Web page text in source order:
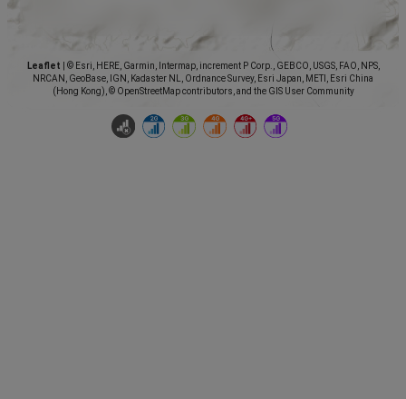
Leaflet
© Esri, HERE, Garmin, Intermap, increment P Corp., GEBCO, USGS, FAO, NPS,
NRCAN, GeoBase, IGN, Kadaster NL, Ordnance Survey, Esri Japan, METI, Esri China
(Hong Kong), © OpenStreetMap contributors, and the GIS User Community